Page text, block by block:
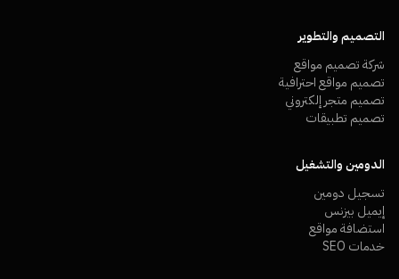
التصميم والتطوير
شركة تصميم مواقع
تصميم مواقع احترافية
تصميم متجر إلكتروني
تصميم تطبيقات
الدومين والتشغيل
تسجيل دومين
إيميل بيزنس
استضافة مواقع
خدمات SEO